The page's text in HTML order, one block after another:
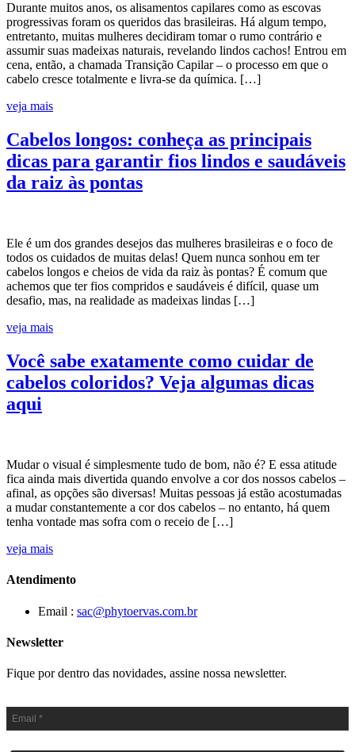
Durante muitos anos, os alisamentos capilares como as escovas
progressivas foram os queridos das brasileiras. Há algum tempo,
entretanto, muitas mulheres decidiram tomar o rumo contrário e
assumir suas madeixas naturais, revelando lindos cachos! Entrou em
cena, então, a chamada Transição Capilar – o processo em que o
cabelo cresce totalmente e livra-se da química. […]
veja mais
Cabelos longos: conheça as principais
dicas para garantir fios lindos e saudáveis
da raiz às pontas
Ele é um dos grandes desejos das mulheres brasileiras e o foco de
todos os cuidados de muitas delas! Quem nunca sonhou em ter
cabelos longos e cheios de vida da raiz às pontas? É comum que
achemos que ter fios compridos e saudáveis é difícil, quase um
desafio, mas, na realidade as madeixas lindas […]
veja mais
Você sabe exatamente como cuidar de
cabelos coloridos? Veja algumas dicas
aqui
Mudar o visual é simplesmente tudo de bom, não é? E essa atitude
fica ainda mais divertida quando envolve a cor dos nossos cabelos –
afinal, as opções são diversas! Muitas pessoas já estão acostumadas
a mudar constantemente a cor dos cabelos – no entanto, há quem
tenha vontade mas sofra com o receio de […]
veja mais
Atendimento
Email : sac@phytoervas.com.br
Newsletter
Fique por dentro das novidades, assine nossa newsletter.